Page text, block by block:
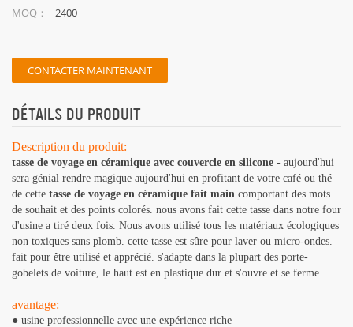
MOQ：
2400
CONTACTER MAINTENANT
DÉTAILS DU PRODUIT
Description du produit:
tasse de voyage en céramique avec couvercle en silicone - aujourd'hui
sera génial rendre magique aujourd'hui en profitant de votre café ou thé
de cette tasse de voyage en céramique fait main comportant des mots
de souhait et des points colorés. nous avons fait cette tasse dans notre four
d'usine a tiré deux fois. Nous avons utilisé tous les matériaux écologiques
non toxiques sans plomb. cette tasse est sûre pour laver ou micro-ondes.
fait pour être utilisé et apprécié. s'adapte dans la plupart des porte-
gobelets de voiture, le haut est en plastique dur et s'ouvre et se ferme.
avantage:
● usine professionnelle avec une expérience riche